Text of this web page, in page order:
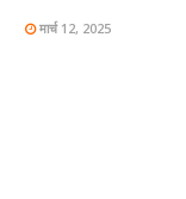
मार्च 12, 2025